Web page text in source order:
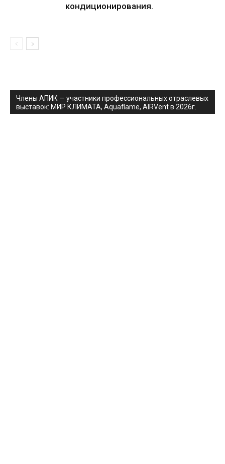
кондиционирования.
Члены АПИК — участники профессиональных отраслевых
выставок: МИР КЛИМАТА, Aquaflame, AIRVent в 2026г.